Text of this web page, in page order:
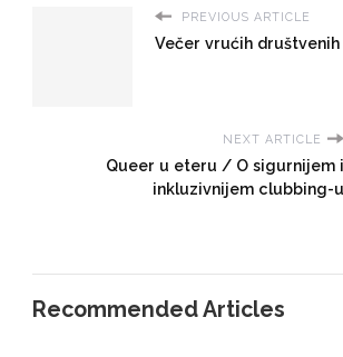
PREVIOUS ARTICLE
Večer vrućih
NEXT ARTICLE
Queer u eteru / O sigurnijem i
inkluzivnijem clubbing-u
Recommended Articles